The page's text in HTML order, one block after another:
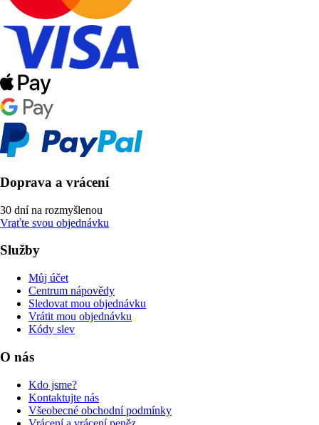
Doprava a vrácení
30 dní na rozmyšlenou
Vraťte svou objednávku
Služby
Můj účet
Centrum nápovědy
Sledovat mou objednávku
Vrátit mou objednávku
Kódy slev
O nás
Kdo jsme?
Kontaktujte nás
Všeobecné obchodní podmínky